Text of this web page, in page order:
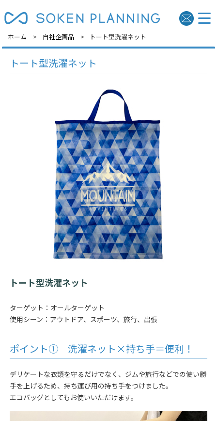
ホーム 自社企画品 トート型洗濯ネット
トート型洗濯ネット
トート型洗濯ネット
ターゲット：オールターゲット
使用シーン：アウトドア、スポーツ、旅行、出張
ポイント① 洗濯ネット×持ち手＝便利！
デリケートな衣類を守るだけでなく、ジムや旅行などでの使い勝
手を上げるため、持ち運び用の持ち手をつけました。
エコバッグとしてもお使いいただけます。